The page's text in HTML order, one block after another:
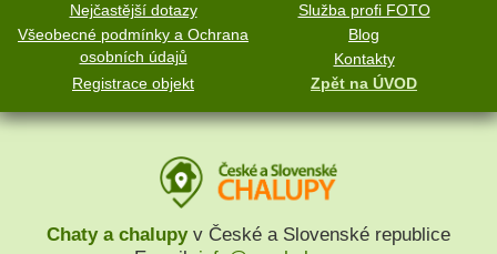
Nejčastější dotazy
Služba profi FOTO
Všeobecné podmínky a Ochrana
osobních údajů
Blog
Kontakty
Registrace objekt
Zpět na ÚVOD
Chaty a chalupyv České a Slovenské republice